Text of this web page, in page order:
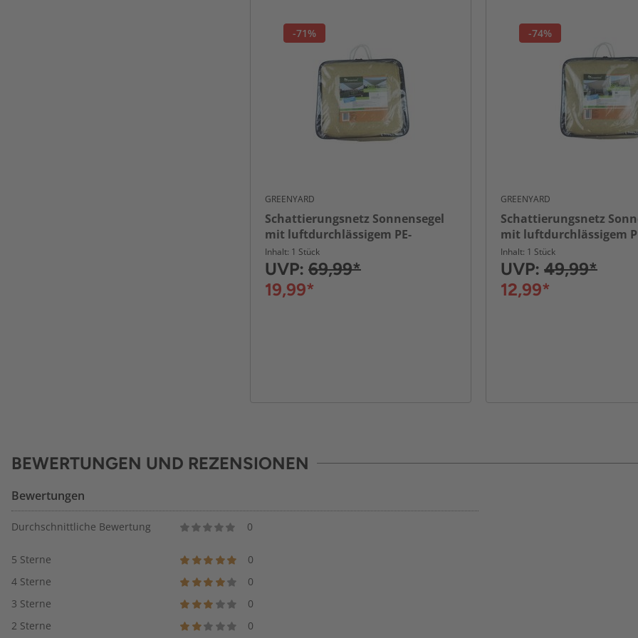
-71%
GREENYARD
Schattierungsnetz Sonnensegel
mit luftdurchlässigem PE-
Gewebe, ca. 3,6 x 3,6 m – Grün
Inhalt: 1 Stück
UVP: 69,99*
19,99*
-74%
GREENYARD
Schattierungsnetz
mit luftdurchlässigem
Gewebe, ca. 3,6 x 3,6 x
Grün
Inhalt: 1 Stück
UVP: 49,99*
12,99*
BEWERTUNGEN UND REZENSIONEN
Bewertungen
Durchschnittliche Bewertung 0
5 Sterne
0
4 Sterne
0
3 Sterne
0
2 Sterne
0